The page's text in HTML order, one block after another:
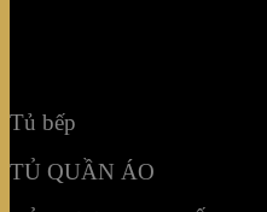
Tủ bếp
TỦ QUẦN ÁO